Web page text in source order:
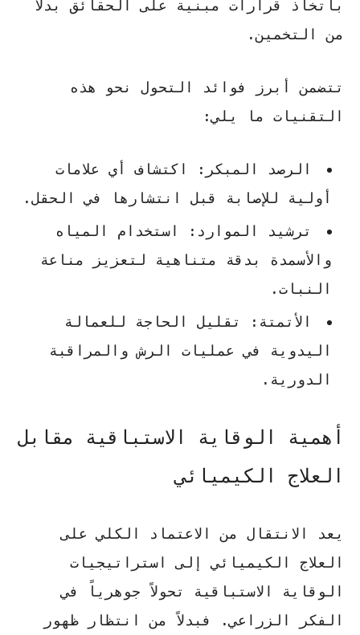
باتخاذ قرارات مبنية على الحقائق بدلاً
من التخمين.
تتضمن أبرز فوائد التحول نحو هذه
التقنيات ما يلي:
الرصد المبكر:
اكتشاف أي علامات
أولية للإصابة قبل انتشارها في الحقل.
ترشيد الموارد:
استخدام المياه
والأسمدة بدقة متناهية لتعزيز مناعة
النبات.
الأتمتة:
تقليل الحاجة للعمالة
اليدوية في عمليات الرش والمراقبة
الدورية.
أهمية الوقاية الاستباقية مقابل
العلاج الكيميائي
يعد الانتقال من الاعتماد الكلي على
العلاج الكيميائي إلى استراتيجيات
الوقاية الاستباقية تحولاً جوهرياً في
الفكر الزراعي. فبدلاً من انتظار ظهور